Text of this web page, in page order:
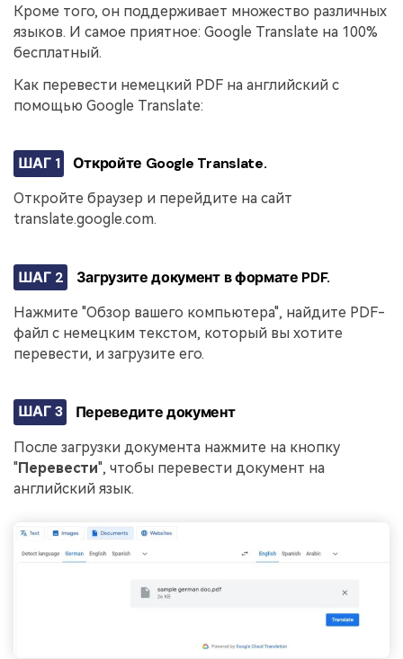
Кроме того, он поддерживает множество различных
языков. И самое приятное: Google Translate на 100%
бесплатный.
Как перевести немецкий PDF на английский с
помощью Google Translate:
ШАГ 1 Откройте Google Translate.
Откройте браузер и перейдите на сайт
translate.google.com.
ШАГ 2 Загрузите документ в формате PDF.
Нажмите "Обзор вашего компьютера", найдите PDF-
файл с немецким текстом, который вы хотите
перевести, и загрузите его.
ШАГ 3 Переведите документ
После загрузки документа нажмите на кнопку
"Перевести", чтобы перевести документ на
английский язык.